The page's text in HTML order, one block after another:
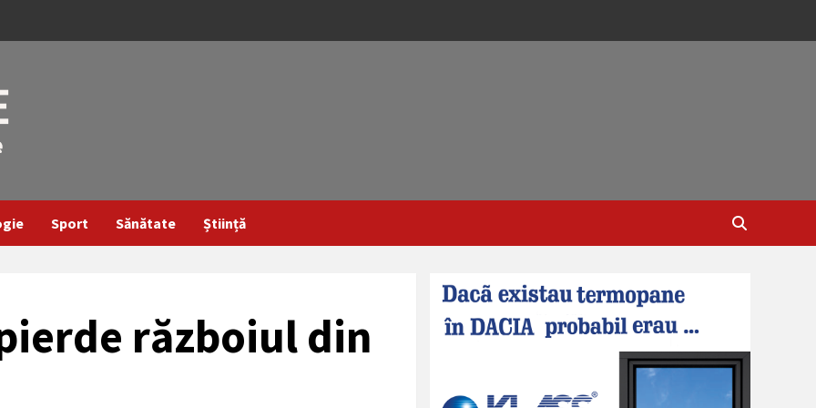
Sport Sănătate Știință
războiul din